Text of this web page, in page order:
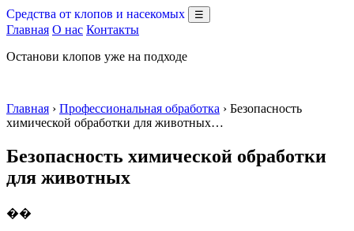
Средства от клопов и насекомых ☰
Главная О нас Контакты
Останови клопов уже на подходе
Главная › Профессиональная обработка › Безопасность
химической обработки для животных…
Безопасность химической обработки
для животных
��